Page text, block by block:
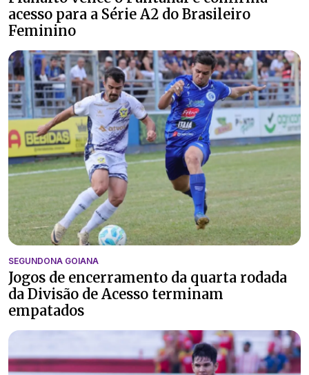
acesso para a Série A2 do Brasileiro
Feminino
SEGUNDONA GOIANA
Jogos de encerramento da quarta rodada
da Divisão de Acesso terminam
empatados